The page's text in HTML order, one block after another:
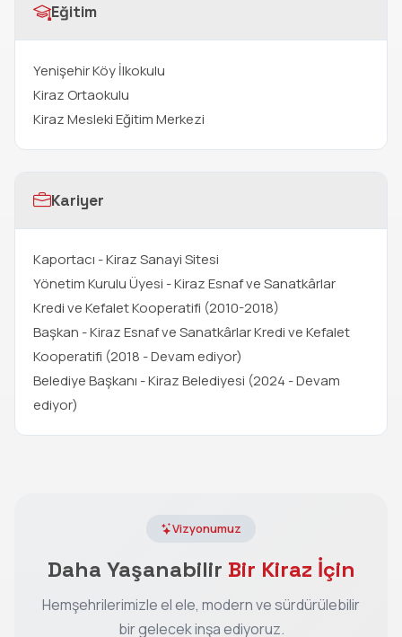
Eğitim
Yenişehir Köy İlkokulu
Kiraz Ortaokulu
Kiraz Mesleki Eğitim Merkezi
Kariyer
Kaportacı - Kiraz Sanayi Sitesi
Yönetim Kurulu Üyesi - Kiraz Esnaf ve Sanatkârlar
Kredi ve Kefalet Kooperatifi (2010-2018)
Başkan - Kiraz Esnaf ve Sanatkârlar Kredi ve Kefalet
Kooperatifi (2018 - Devam ediyor)
Belediye Başkanı - Kiraz Belediyesi (2024 - Devam
ediyor)
Vizyonumuz
Daha Yaşanabilir Bir Kiraz İçin
Hemşehrilerimizle el ele, modern ve sürdürülebilir
bir gelecek inşa ediyoruz.